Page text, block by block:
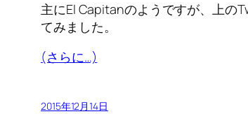
主にEl Capitanのようですが、上の
てみました。
(さらに…)
2015年12月14日